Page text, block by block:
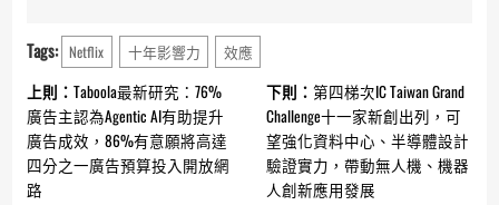
Tags: Netflix 十年影響力 效應
Continue
Reading
上則： Taboola最新研究：76%
廣告主認為Agentic AI有助提升
廣告成效，86%有意願將高達
四分之一廣告預算投入開放網
路
下則： 第四梯次IC Taiwan Grand
Challenge十一家新創出列，可
望強化資料中心、半導體設計
驗證實力，帶動無人機、機器
人創新應用發展